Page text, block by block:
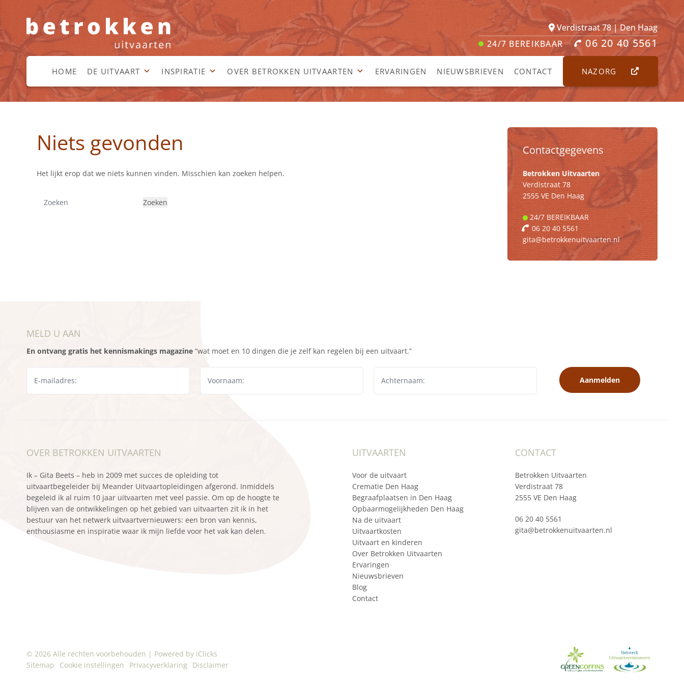
Verdistraat 78 | Den Haag
24/7 BEREIKBAAR 06 20 40 5561
HOME DE UITVAART INSPIRATIE OVER BETROKKEN UITVAARTEN ERVARINGEN NIEUWSBRIEVEN CONTACT NAZORG
Niets gevonden
Het lijkt erop dat we niets kunnen vinden. Misschien kan zoeken helpen.
Contactgegevens
Betrokken Uitvaarten
Verdistraat 78
2555 VE Den Haag
24/7 BEREIKBAAR
06 20 40 5561
gita@betrokkenuitvaarten.nl
MELD U AAN
En ontvang gratis het kennismakings magazine “wat moet en 10 dingen die je zelf kan regelen bij een uitvaart.”
Aanmelden
OVER BETROKKEN UITVAARTEN
Ik – Gita Beets – heb in 2009 met succes de opleiding tot
uitvaartbegeleider bij Meander Uitvaartopleidingen afgerond. Inmiddels
begeleid ik al ruim 10 jaar uitvaarten met veel passie. Om op de hoogte te
blijven van de ontwikkelingen op het gebied van uitvaarten zit ik in het
bestuur van het netwerk uitvaartvernieuwers: een bron van kennis,
enthousiasme en inspiratie waar ik mijn liefde voor het vak kan delen.
UITVAARTEN
Voor de uitvaart
Crematie Den Haag
Begraafplaatsen in Den Haag
Opbaarmogelijkheden Den Haag
Na de uitvaart
Uitvaartkosten
Uitvaart en kinderen
Over Betrokken Uitvaarten
Ervaringen
Nieuwsbrieven
Blog
Contact
CONTACT
Betrokken Uitvaarten
Verdistraat 78
2555 VE Den Haag
06 20 40 5561
gita@betrokkenuitvaarten.nl
© 2026 Alle rechten voorbehouden | Powered by iClicks
Sitemap
Cookie instellingen Privacyverklaring Disclaimer